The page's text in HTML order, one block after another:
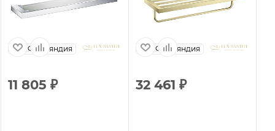
Финляндия
11 805 ₽
Финляндия
32 461 ₽